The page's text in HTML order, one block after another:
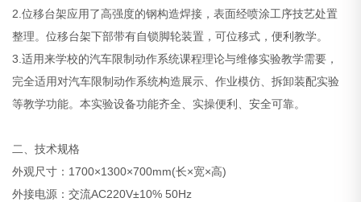
2.位移台架应用了高强度的钢构造焊接，表面经喷涂工序技艺处置
整理。位移台架下部带有自锁脚轮装置，可位移式，便利教学。
3.适用来学校的汽车限制动作系统课程理论与维修实验教学需要，
完全适用对汽车限制动作系统构造展示、作业模仿、拆卸装配实验
等教学功能。本实验设备功能齐全、实操便利、安全可靠。
二、技术规格
外观尺寸：1700×1300×700mm(长×宽×高)
外接电源：交流AC220V±10% 50Hz